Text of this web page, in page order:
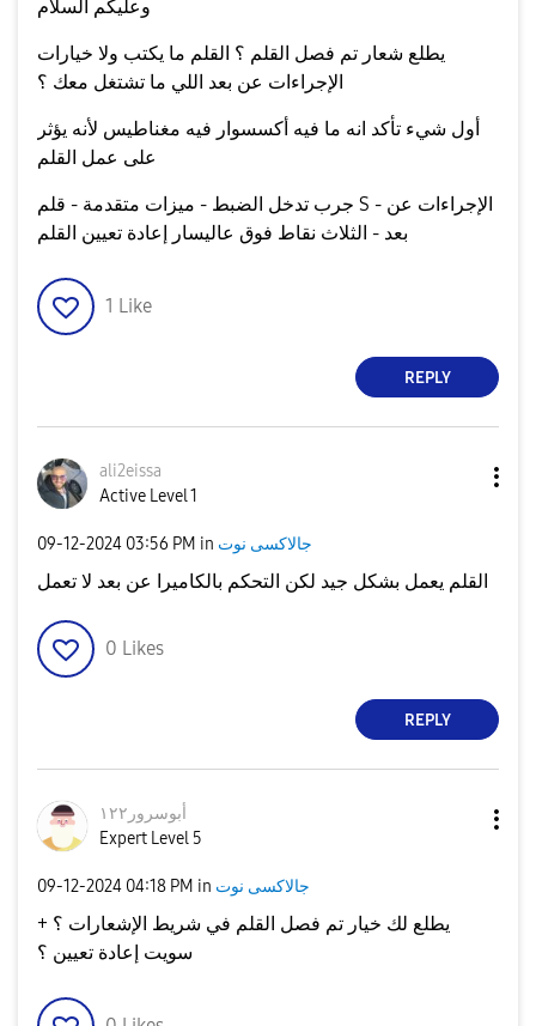
يطلع شعار تم فصل القلم ؟ القلم ما يكتب ولا خيارات
الإجراءات عن بعد اللي ما تشتغل معك ؟
أول شيء تأكد انه ما فيه أكسسوار فيه مغناطيس لأنه يؤثر
على عمل القلم
جرب تدخل الضبط - ميزات متقدمة - قلم S - الإجراءات عن
1 Like
REPLY
ali2eissa
Active Level 1
‎09-12-2024 03:56 PM in جالاكسى نوت
القلم يعمل بشكل جيد لكن التحكم بالكاميرا عن بعد لا تعمل
0 Likes
REPLY
أبوسرور١٢٢
Expert Level 5
‎09-12-2024 04:18 PM in جالاكسى نوت
يطلع لك خيار تم فصل القلم في شريط الإشعارات ؟ +
سويت إعادة تعيين ؟